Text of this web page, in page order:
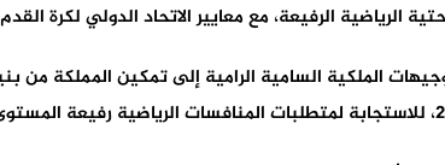
الرفيعة، مع معايير الاتحاد الدولي لكرة القدم
الملكية السامية الرامية إلى تمكين المملكة من